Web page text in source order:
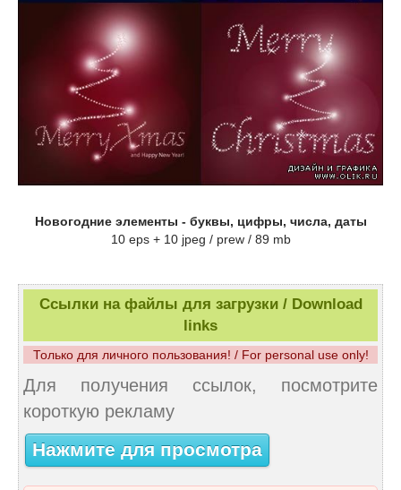
Новогодние элементы - буквы, цифры, числа, даты
10 eps + 10 jpeg / prew / 89 mb
Ссылки на файлы для загрузки / Download
links
Только для личного пользования! / For personal use only!
Для получения ссылок, посмотрите
короткую рекламу
Нажмите для просмотра